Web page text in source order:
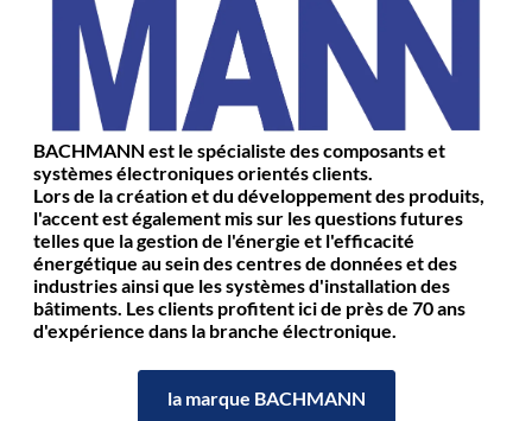
BACHMANN est le spécialiste des composants et
systèmes électroniques orientés clients.
Lors de la création et du développement des produits,
l'accent est également mis sur les questions futures
telles que la gestion de l'énergie et l'efficacité
énergétique au sein des centres de données et des
industries ainsi que les systèmes d'installation des
bâtiments. Les clients profitent ici de près de 70 ans
d'expérience dans la branche électronique.
la marque BACHMANN